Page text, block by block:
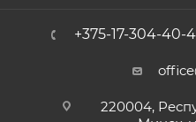
+375-17-304-40-
220004,